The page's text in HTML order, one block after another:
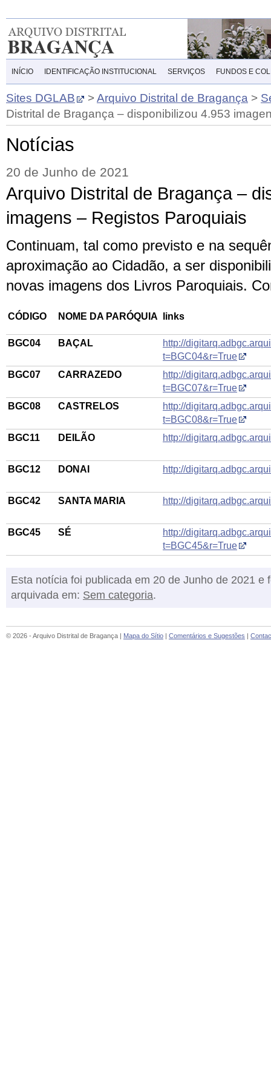
INÍCIO IDENTIFICAÇÃO INSTITUCIONAL SERVIÇOS FUNDOS E
Sites DGLAB >Arquivo Distrital de Bragança >
Distrital de Bragança – disponibilizou 4.953
Notícias
20 de Junho de 2021
Arquivo Distrital de Bragança –
imagens – Registos Paroquiais
Continuam, tal como previsto e na
aproximação ao Cidadão, a ser
novas imagens dos Livros Paroquiais.
CÓDIGO NOME DA PARÓQUIA links
BGC04 BAÇAL
http://
t=BGC04&r=True
BGC07
CARRAZEDO
http://
t=BGC07&r=True
BGC08
CASTRELOS
http://
t=BGC08&r=True
BGC11
DEILÃO http://
BGC12 DONAI http://
BGC42 SANTA MARIA http://
BGC45 SÉ
http://
t=BGC45&r=True
Esta notícia foi publicada em 20 de Junho de 2021 e
arquivada em: Sem categoria.
© 2026 - Arquivo Distrital de Bragança | Mapa do Sítio | Comentários e Sugestões |